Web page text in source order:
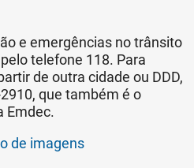
e emergências no trânsito
telefone 118. Para
de outra cidade ou DDD,
que também é o
Emdec.
de imagens